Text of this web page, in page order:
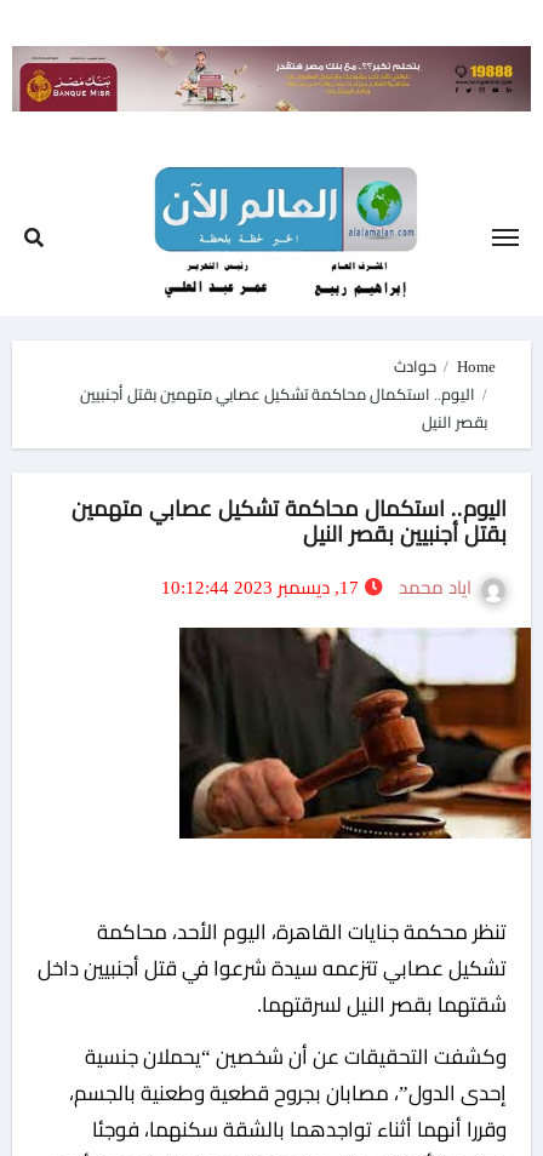
to
content
Home
حوادث
اليوم.. استكمال محاكمة تشكيل عصابي متهمين بقتل أجنبيين
بقصر النيل
اليوم.. استكمال محاكمة تشكيل عصابي متهمين
بقتل أجنبيين بقصر النيل
اياد محمد
تنظر محكمة جنايات القاهرة، اليوم الأحد، محاكمة
تشكيل عصابي تتزعمه سيدة شرعوا في قتل أجنبيين داخل
شقتهما بقصر النيل لسرقتهما.
وكشفت التحقيقات عن أن شخصين “يحملان جنسية
إحدى الدول”، مصابان بجروح قطعية وطعنية بالجسم،
وقررا أنهما أثناء تواجدهما بالشقة سكنهما، فوجئا